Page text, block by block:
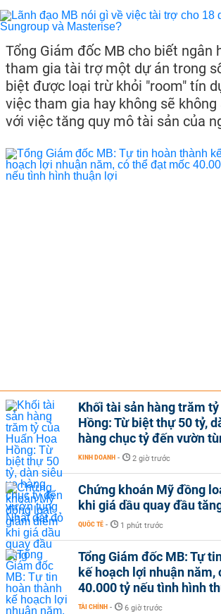
Tổng Giám đốc MB cho biết ngân
tham gia tài trợ một dự án trong
biệt được loại trừ khỏi "room" tín
việc tham gia hay không sẽ
với việc tăng quy mô tài sản của
Khối tài sản hàng trăm
Hồng: Từ biệt thự 50 tỷ,
hàng chục tỷ đến vườn
KINH DOANH - 2 giờ trước
Chứng khoán Mỹ đồng
khi giá dầu quay đầu
QUỐC TẾ - 1 phút trước
Tổng Giám đốc MB: Tự
kế hoạch lợi nhuận năm,
40.000 tỷ nếu tình hình
TÀI CHÍNH - 6 giờ trước